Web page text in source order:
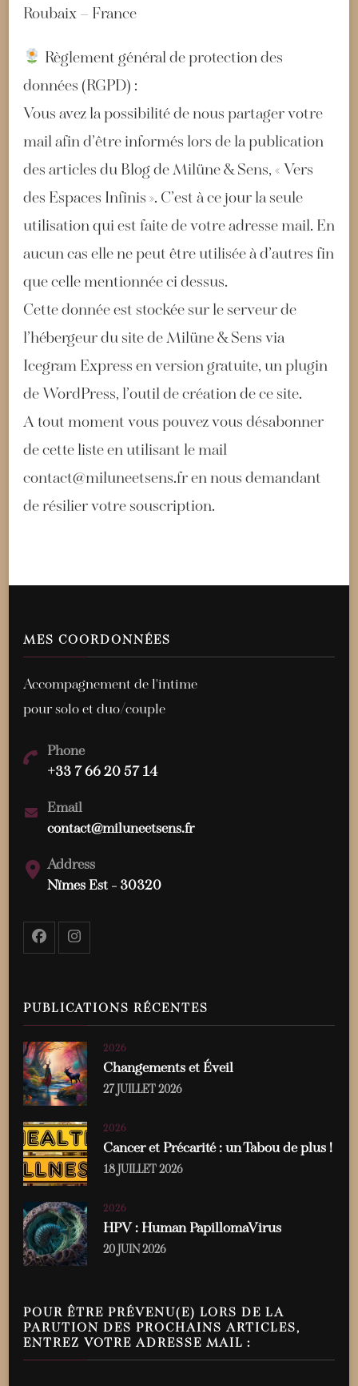
Roubaix – France
Règlement général de protection des
données (RGPD) :
Vous avez la possibilité de nous partager votre
mail afin d’être informés lors de la publication
des articles du Blog de Milüne & Sens, « Vers
des Espaces Infinis ». C’est à ce jour la seule
utilisation qui est faite de votre adresse mail. En
aucun cas elle ne peut être utilisée à d’autres fin
que celle mentionnée ci dessus.
Cette donnée est stockée sur le serveur de
l’hébergeur du site de Milüne & Sens via
Icegram Express en version gratuite, un plugin
de WordPress, l’outil de création de ce site.
A tout moment vous pouvez vous désabonner
de cette liste en utilisant le mail
contact@miluneetsens.fr en nous demandant
de résilier votre souscription.
MES COORDONNÉES
Accompagnement de l'intime
pour solo et duo/couple
Phone
+33 7 66 20 57 14
Email
contact@miluneetsens.fr
Address
Nïmes Est - 30320
PUBLICATIONS RÉCENTES
2026
Changements et Éveil
27 JUILLET 2026
2026
Cancer et Précarité : un Tabou de plus !
18 JUILLET 2026
2026
HPV : Human PapillomaVirus
20 JUIN 2026
POUR ÊTRE PRÉVENU(E) LORS DE LA
PARUTION DES PROCHAINS ARTICLES,
ENTREZ VOTRE ADRESSE MAIL :